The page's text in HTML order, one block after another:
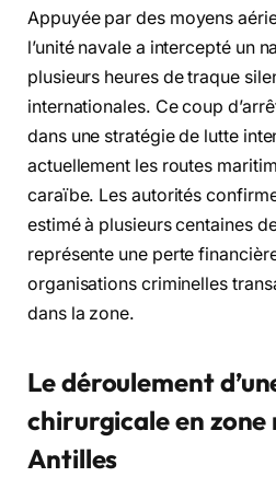
Appuyée par des moyens
l’unité navale a intercepté un
plusieurs heures de traque
internationales. Ce coup
dans une stratégie de lutte
actuellement les routes
caraïbe. Les autorités
estimé à plusieurs centaines
représente une perte
organisations criminelles
dans la zone.
Le déroulement
chirurgicale en
Antilles